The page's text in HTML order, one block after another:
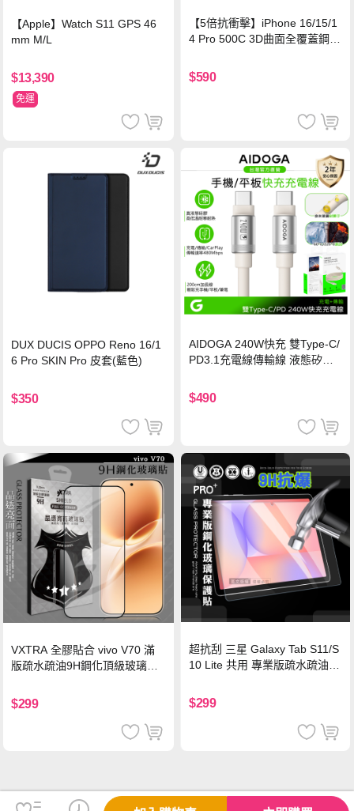
【Apple】Watch S11 GPS 46
mm M/L
$13,390
免運
【5倍抗衝擊】iPhone 16/15/1
4 Pro 500C 3D曲面全覆蓋鋼化
保護貼
$590
DUX DUCIS OPPO Reno 16/1
6 Pro SKIN Pro 皮套(藍色)
$350
AIDOGA 240W快充 雙Type-C/
PD3.1充電線傳輸線 液態矽膠
機/平板/筆電
$490
VXTRA 全膠貼合 vivo V70 滿
版疏水疏油9H鋼化頂級玻璃貼
$299
超抗刮 三星 Galaxy Tab S11/S
10 Lite 共用 專業版疏水疏油9
$299